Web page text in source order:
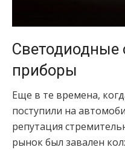
Светодиодные
приборы
Еще в те времена,
поступили на
репутация
рынок был завален